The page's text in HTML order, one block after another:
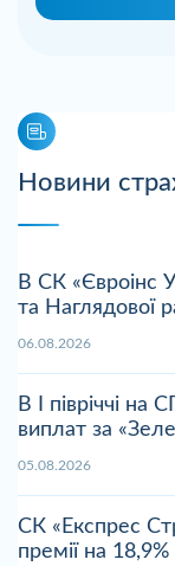
Новини
В СК «Євроінс
та Наглядової
06.08.2026
В І півріччі на
виплат за
05.08.2026
СК «Експрес
премії на